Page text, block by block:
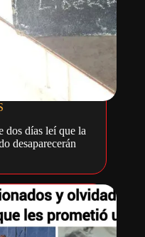
dos días leí que la
desaparecerán